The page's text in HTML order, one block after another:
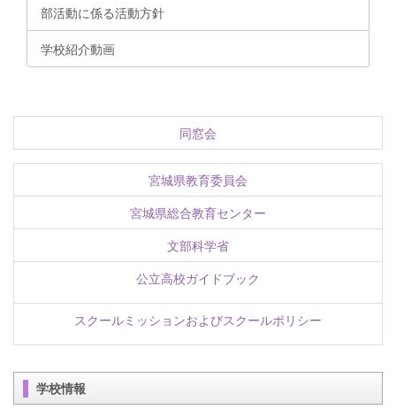
部活動に係る活動方針
学校紹介動画
同窓会
宮城県教育委員会
宮城県総合教育センター
文部科学省
公立高校ガイドブック
スクールミッションおよびスクールポリシー
学校情報